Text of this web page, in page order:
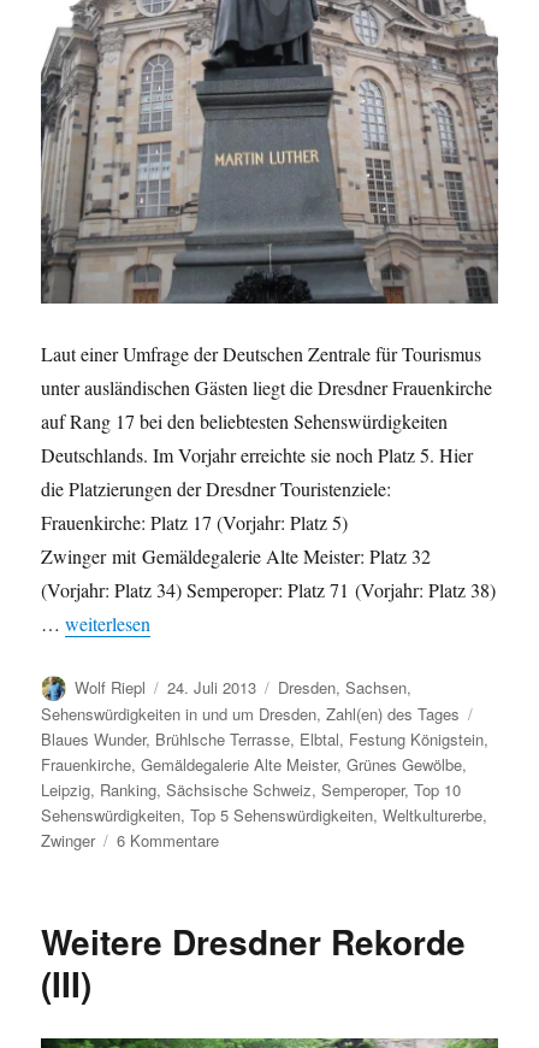
Laut einer Umfrage der Deutschen Zentrale für Tourismus
unter ausländischen Gästen liegt die Dresdner Frauenkirche
auf Rang 17 bei den beliebtesten Sehenswürdigkeiten
Deutschlands. Im Vorjahr erreichte sie noch Platz 5. Hier
die Platzierungen der Dresdner Touristenziele:
Frauenkirche: Platz 17 (Vorjahr: Platz 5)
Zwinger mit Gemäldegalerie Alte Meister: Platz 32
(Vorjahr: Platz 34) Semperoper: Platz 71 (Vorjahr: Platz 38)
…„Dresdner Frauenkirche nicht mehr in den Top 10 der
weiterlesen
Autor
Wolf Riepl
Veröffentlicht
am
24. Juli 2013 Kategorien
Dresden,Sachsen,
Sehenswürdigkeiten in und um Dresden,Zahl(en) des Tages
Blaues Wunder, Brühlsche Terrasse, Elbtal, Festung Königstein,
Frauenkirche,Gemäldegalerie Alte Meister,Grünes Gewölbe,
Leipzig, Ranking,Sächsische Schweiz,Semperoper,Top 10
Sehenswürdigkeiten,Top 5 Sehenswürdigkeiten,Weltkulturerbe,
Zwinger
6 Kommentarezu
mehr
10
Weitere Dresdner Rekorde
(III)